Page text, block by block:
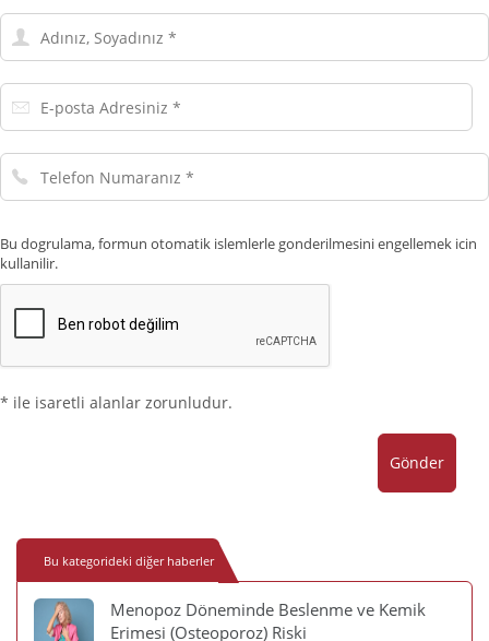
Adınız,
Soyadınız
E-
posta
Telefon
Numaranız
Bu dogrulama, formun otomatik islemlerle gonderilmesini engellemek icin
kullanilir.
* ile isaretli alanlar zorunludur.
Gönder
Bu kategorideki diğer haberler
Menopoz Döneminde Beslenme ve Kemik
Erimesi (Osteoporoz) Riski